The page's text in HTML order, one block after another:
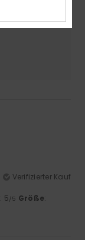
Verifizierter Kauf
: 5/5 Größe: